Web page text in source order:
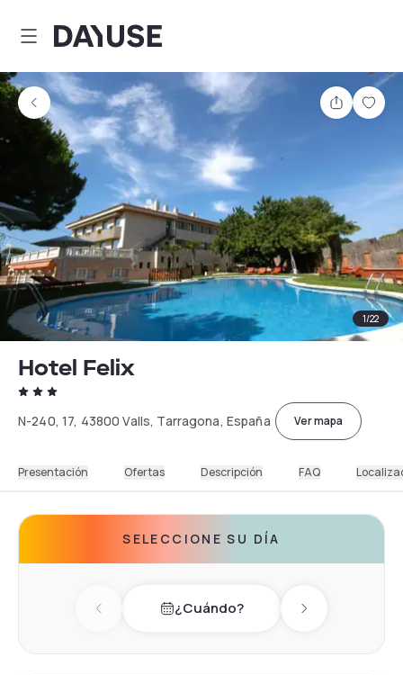
Dayuse
1/22
Hotel Felix
N-240, 17, 43800 Valls, Tarragona, España Ver mapa
Presentación Ofertas Descripción FAQ
SELECCIONE SU DÍA
Previous day¿Cuándo? Next day